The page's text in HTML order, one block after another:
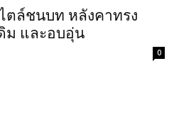
ตล์ชนบท หลังคาทรง
ม และอบอุ่น
0